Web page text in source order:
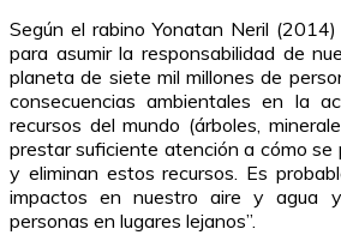
Según el rabino Yonatan Neril (2014)
para asumir la responsabilidad de
planeta de siete mil millones de
consecuencias ambientales en la
recursos del mundo (árboles,
prestar suficiente atención a cómo se
y eliminan estos recursos. Es
impactos en nuestro aire y agua
personas en lugares lejanos”.